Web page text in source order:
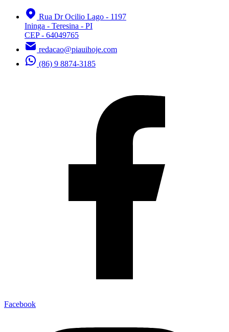
Rua Dr Ocilio Lago - 1197
Ininga - Teresina - PI
CEP - 64049765
redacao@piauihoje.com
(86) 9 8874-3185
Facebook